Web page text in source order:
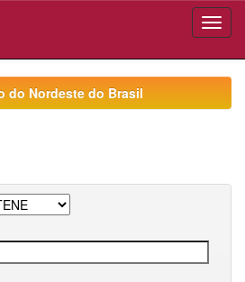
do Nordeste do Brasil